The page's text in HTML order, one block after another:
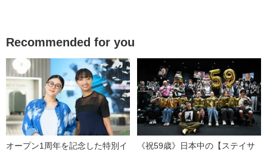
Recommended for you
オープン1周年を記念した特別イ
《祝59歳》日本中の【ステイサ